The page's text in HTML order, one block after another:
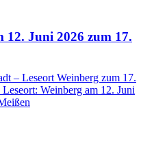
12. Juni 2026 zum 17.